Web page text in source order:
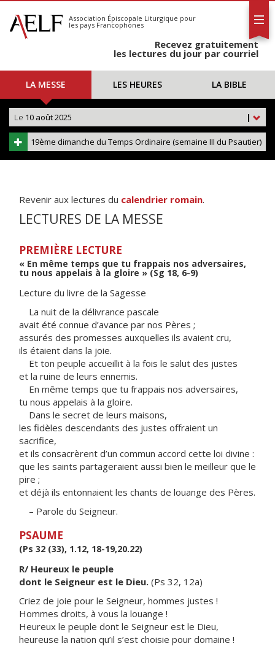
S'abonner
Calendrier
Association Épiscopale Liturgique pour
les pays Francophones
Recevez gratuitement
les lectures du jour par courriel
LA MESSE LES HEURES LA BIBLE
|
Le 10 août 2025
19ème dimanche du Temps Ordinaire (semaine III du Psautier)
Revenir aux lectures du calendrier romain.
LECTURES DE LA MESSE
PREMIÈRE LECTURE
« En même temps que tu frappais nos adversaires,
tu nous appelais à la gloire » (Sg 18, 6-9)
Lecture du livre de la Sagesse
La nuit de la délivrance pascale
avait été connue d’avance par nos Pères ;
assurés des promesses auxquelles ils avaient cru,
ils étaient dans la joie.
Et ton peuple accueillit à la fois le salut des justes
et la ruine de leurs ennemis.
En même temps que tu frappais nos adversaires,
tu nous appelais à la gloire.
Dans le secret de leurs maisons,
les fidèles descendants des justes offraient un
sacrifice,
et ils consacrèrent d’un commun accord cette loi divine :
que les saints partageraient aussi bien le meilleur que le
pire ;
et déjà ils entonnaient les chants de louange des Pères.
– Parole du Seigneur.
PSAUME
(Ps 32 (33), 1.12, 18-19,20.22)
R/ Heureux le peuple
dont le Seigneur est le Dieu. (Ps 32, 12a)
Criez de joie pour le Seigneur, hommes justes !
Hommes droits, à vous la louange !
Heureux le peuple dont le Seigneur est le Dieu,
heureuse la nation qu’il s’est choisie pour domaine !